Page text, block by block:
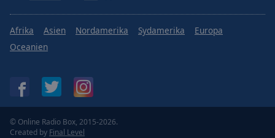
Afrika Asien Nordamerika Sydamerika
Europa
Oceanien
© Online Radio Box, 2015-2026.
Created by Final Level